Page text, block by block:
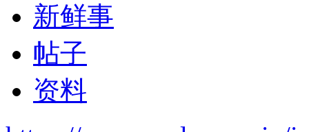
新鲜事
帖子
资料